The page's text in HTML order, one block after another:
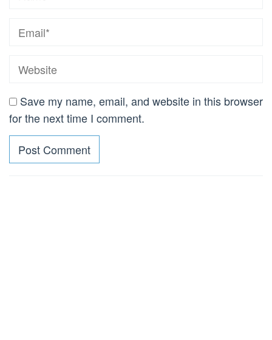
Save my name, email, and website in this browser
for the next time I comment.